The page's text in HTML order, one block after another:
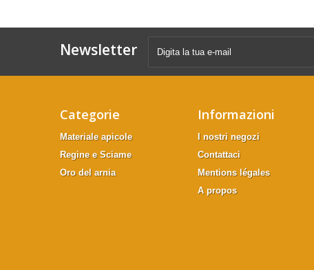
Newsletter
Categorie
Materiale apicole
Regine e Sciame
Oro del arnia
Informazioni
I nostri negozi
Contattaci
Mentions légales
A propos